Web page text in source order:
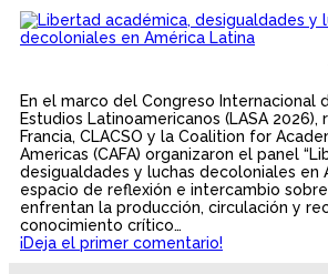
En el marco del Congreso Internacional
Estudios Latinoamericanos (LASA 2026),
Francia, CLACSO y la Coalition for
Americas (CAFA) organizaron el panel
desigualdades y luchas decoloniales en
espacio de reflexión e intercambio
enfrentan la producción, circulación y
conocimiento crítico…
¡Deja el primer comentario!